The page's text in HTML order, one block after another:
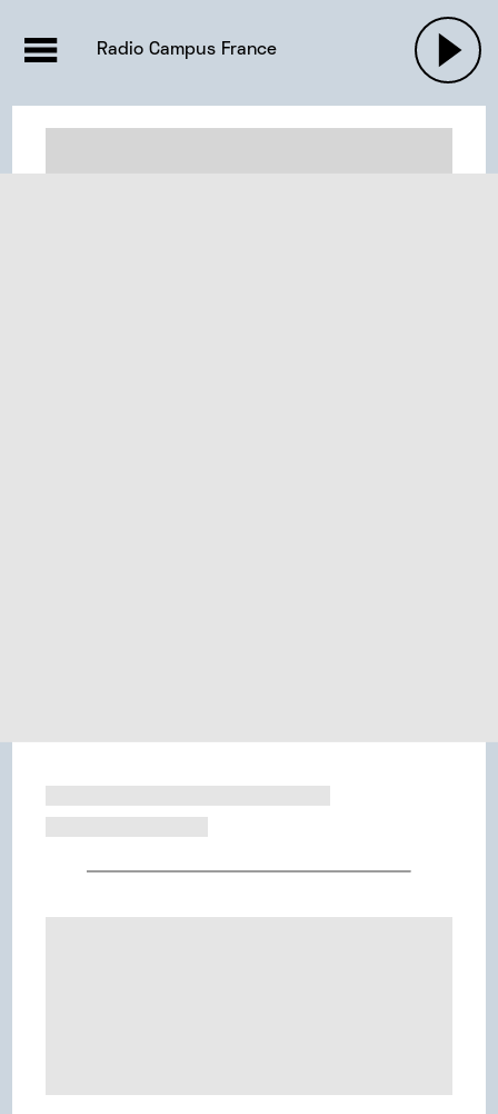
ACTUALITÉS
EMISSIONS |
PODCASTS
Radio Campus France